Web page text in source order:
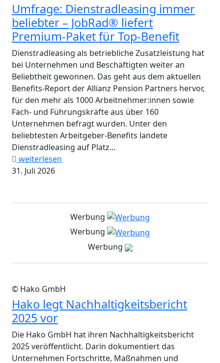
Umfrage: Dienstradleasing immer
beliebter – JobRad® liefert
Premium-Paket für Top-Benefit
Dienstradleasing als betriebliche Zusatzleistung hat
bei Unternehmen und Beschäftigten weiter an
Beliebtheit gewonnen. Das geht aus dem aktuellen
Benefits-Report der Allianz Pension Partners hervor,
für den mehr als 1000 Arbeitnehmer:innen sowie
Fach- und Führungskräfte aus über 160
Unternehmen befragt wurden. Unter den
beliebtesten Arbeitgeber-Benefits landete
Dienstradleasing auf Platz...
weiterlesen
31. Juli 2026
Werbung
Werbung
Werbung
© Hako GmbH
Hako legt Nachhaltigkeitsbericht
2025 vor
Die Hako GmbH hat ihren Nachhaltigkeitsbericht
2025 veröffentlicht. Darin dokumentiert das
Unternehmen Fortschritte, Maßnahmen und